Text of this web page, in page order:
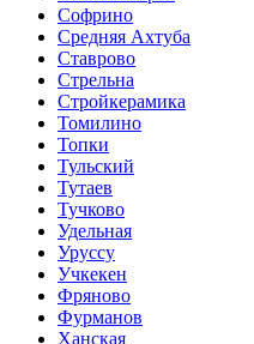
Софрино
Средняя Ахтуба
Ставрово
Стрельна
Стройкерамика
Томилино
Топки
Тульский
Тутаев
Тучково
Удельная
Уруссу
Учкекен
Фряново
Фурманов
Ханская